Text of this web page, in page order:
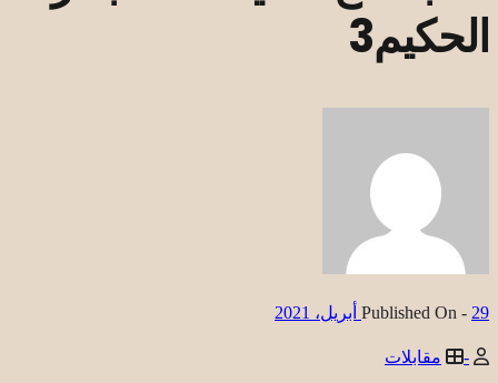
الحكيم3
Published On - 29 أبريل، 2021
- مقابلات